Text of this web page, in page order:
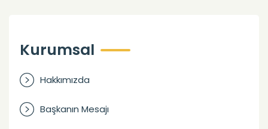
Kurumsal
Hakkımızda
Başkanın Mesajı